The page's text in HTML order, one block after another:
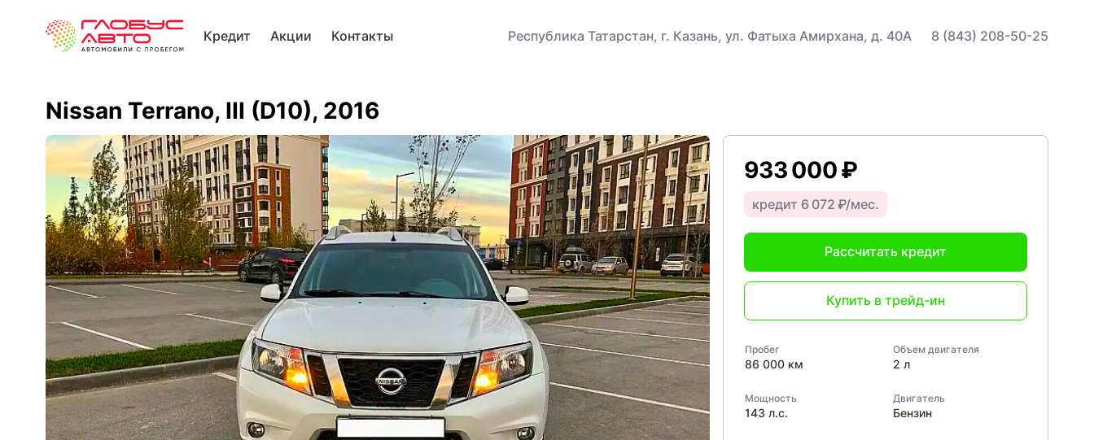
Кредит Акции Контакты Республика Татарстан, г. Казань, ул. Фатыха Амирхана, д. 40А 8 (843) 208-50-25
Nissan Terrano, III (D10), 2016
933 000 ₽
кредит 6 072 ₽/мес.
Рассчитать кредит
Купить в трейд-ин
Пробег
86 000 км
Объем двигателя
2 л
Мощность
143 л.с.
Двигатель
Бензин